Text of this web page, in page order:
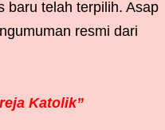
baru telah terpilih. Asap
resmi dari
Katolik”